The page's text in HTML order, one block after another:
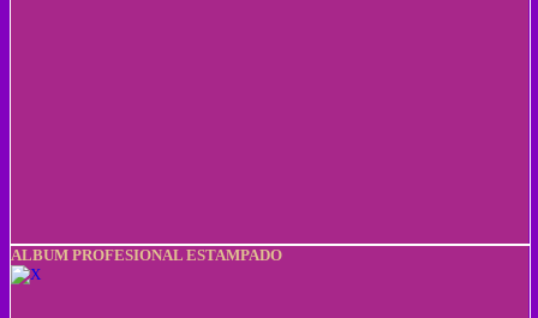
ALBUM PROFESIONAL ESTAMPADO